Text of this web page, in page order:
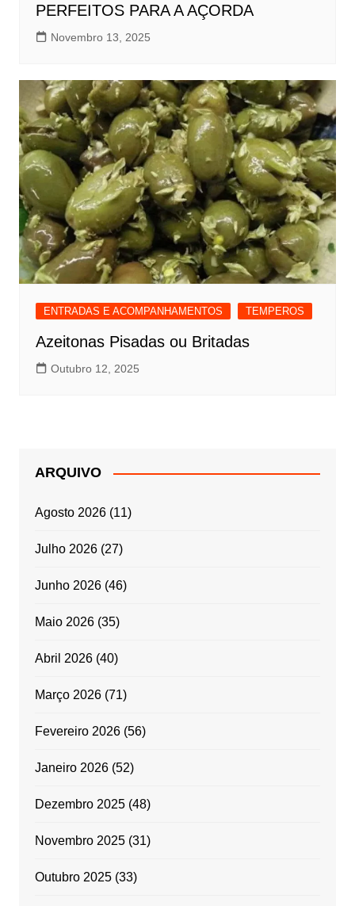
PERFEITOS PARA A AÇORDA
Novembro 13, 2025
ENTRADAS E ACOMPANHAMENTOS TEMPEROS
Azeitonas Pisadas ou Britadas
Outubro 12, 2025
ARQUIVO
Agosto 2026(11)
Julho 2026(27)
Junho 2026(46)
Maio 2026(35)
Abril 2026(40)
Março 2026(71)
Fevereiro 2026(56)
Janeiro 2026(52)
Dezembro 2025(48)
Novembro 2025(31)
Outubro 2025(33)